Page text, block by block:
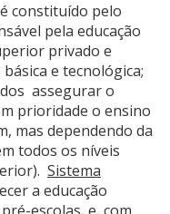
constituído pelo
pela educação
privado e
e tecnológica;
assegurar o
prioridade o ensino
mas dependendo da
todos os níveis
Sistema
a educação